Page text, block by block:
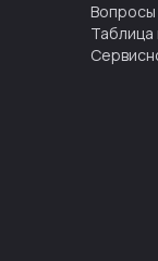
Вопросы
Таблица